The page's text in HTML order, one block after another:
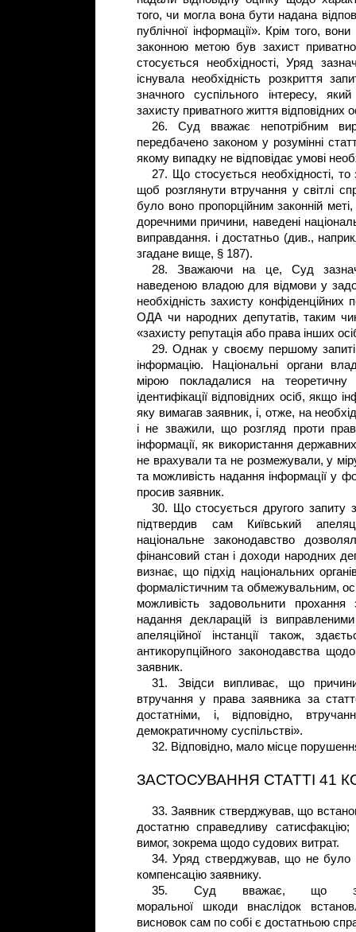
того, чи могла вона бути надана
публічної інформації». Крім того,
законною метою був захист
стосується необхідності, Уряд
існувала необхідність розкриття
значного суспільного інтересу,
захисту приватного життя відповідних
26. Суд вважає непотрібним
передбачено законом у розумінні
якому випадку не відповідає умові
27. Що стосується необхідності,
щоб розглянути втручання у світлі
було воно пропорційним законній
доречними причини, наведені
виправдання. і достатньо (див.,
згадане вище, § 187).
28. Зважаючи на це, Суд
наведеною владою для відмови у
необхідність захисту конфіденційних
ОДА чи народних депутатів, таким
«захисту репутація або права інших
29. Однак у своєму першому запиті
інформацію. Національні органи
мірою покладалися на теоретичну
ідентифікації відповідних осіб,
яку вимагав заявник, і, отже, на
і не зважили, що розгляд проти
інформації, як використання
не врахували та не розмежували, у
та можливість надання інформації у
просив заявник.
30. Що стосується другого запиту
підтвердив сам Київський
національне законодавство
фінансовий стан і доходи народних
визнає, що підхід національних
формалістичним та обмежувальним,
можливість задовольнити
надання декларацій із
апеляційної інстанції також,
антикорупційного законодавства
заявник.
31. Звідси випливає, що
втручання у права заявника за
достатніми, і, відповідно,
демократичному суспільстві».
32. Відповідно, мало місце
ЗАСТОСУВАННЯ СТАТТІ 41
33. Заявник стверджував, що
достатню справедливу
вимог, зокрема щодо судових витрат.
34. Уряд стверджував, що не було
компенсацію заявнику.
35. Суд вважає, що
моральної шкоди внаслідок
висновок сам по собі є достатньою